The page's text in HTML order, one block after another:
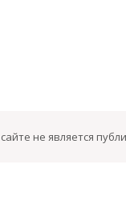
не является